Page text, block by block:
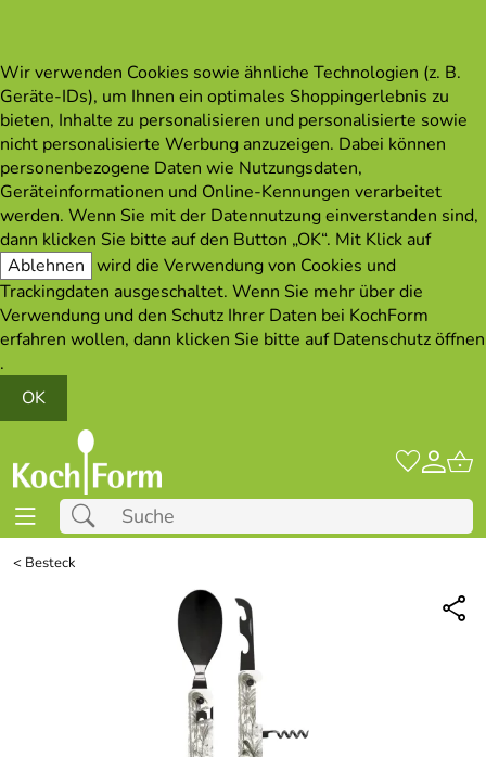
Wir verwenden Cookies sowie ähnliche Technologien (z. B.
Geräte-IDs), um Ihnen ein optimales Shoppingerlebnis zu
bieten, Inhalte zu personalisieren und personalisierte sowie
nicht personalisierte Werbung anzuzeigen. Dabei können
personenbezogene Daten wie Nutzungsdaten,
Geräteinformationen und Online-Kennungen verarbeitet
werden. Wenn Sie mit der Datennutzung einverstanden sind,
dann klicken Sie bitte auf den Button „OK“. Mit Klick auf
Ablehnen wird die Verwendung von Cookies und
Trackingdaten ausgeschaltet. Wenn Sie mehr über die
Verwendung und den Schutz Ihrer Daten bei KochForm
erfahren wollen, dann klicken Sie bitte aufDatenschutz öffnen
.
OK
< Besteck